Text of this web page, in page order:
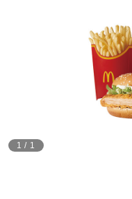
1 / 1